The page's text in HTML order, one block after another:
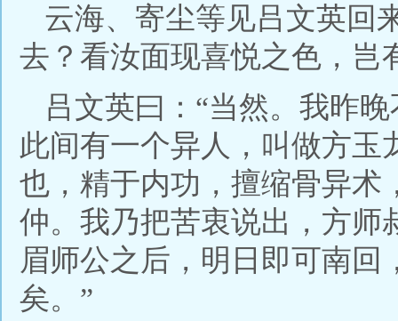
云海、寄尘等见吕文英回
去？看汝面现喜悦之色，岂
吕文英曰：“当然。我昨
此间有一个异人，叫做方玉
也，精于内功，擅缩骨异术
仲。我乃把苦衷说出，方师
眉师公之后，明日即可南
矣。”